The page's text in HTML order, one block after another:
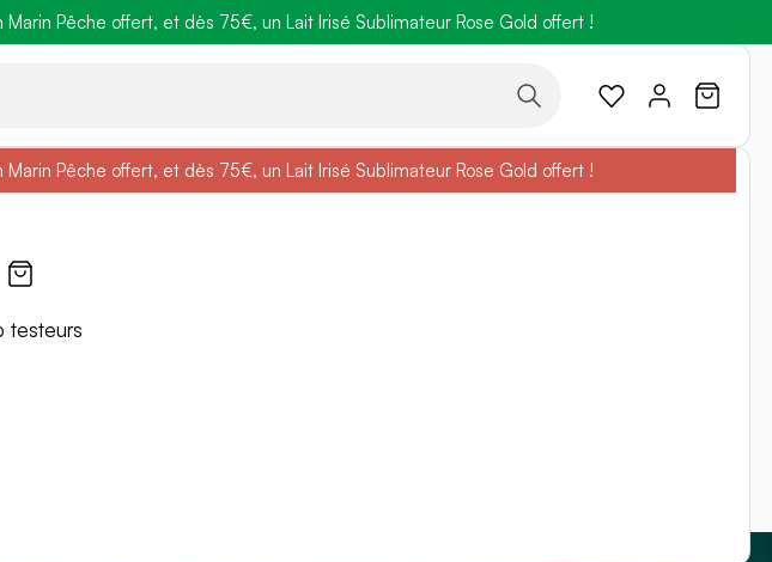
dès 30€ d'achat avec le codeBELLEBIO
de produits
Pêche offert, et dès 75€, un Lait Irisé Sublimateur Rose Gold offert !
dès 30€ d'achat avec le codeBELLEBIO
de produits
Pêche offert, et dès 75€, un Lait Irisé Sublimateur Rose Gold offert !
testeurs